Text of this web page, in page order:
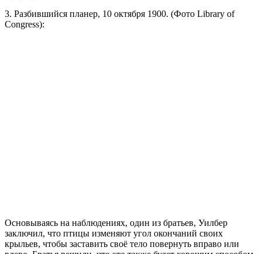
3. Разбившийся планер, 10 октября 1900. (Фото Library of
Congress):
Основываясь на наблюдениях, один из братьев, Уилбер
заключил, что птицы изменяют угол окончаний своих
крыльев, чтобы заставить своё тело повернуть вправо или